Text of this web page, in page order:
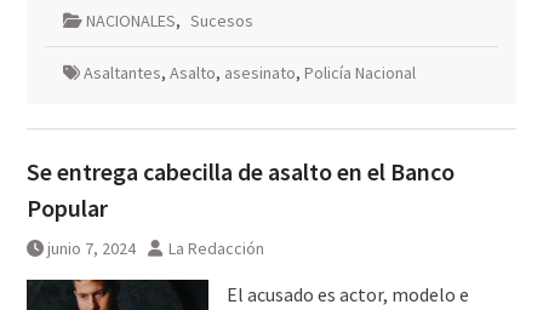
NACIONALES, Sucesos
Asaltantes, Asalto, asesinato, Policía Nacional
Se entrega cabecilla de asalto en el Banco
Popular
junio 7, 2024 La Redacción
El acusado es actor, modelo e